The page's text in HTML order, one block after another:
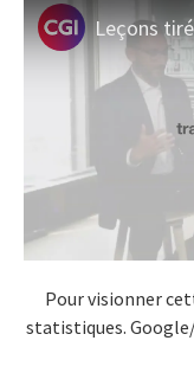
Leçons
Pour visionner
statistiques.